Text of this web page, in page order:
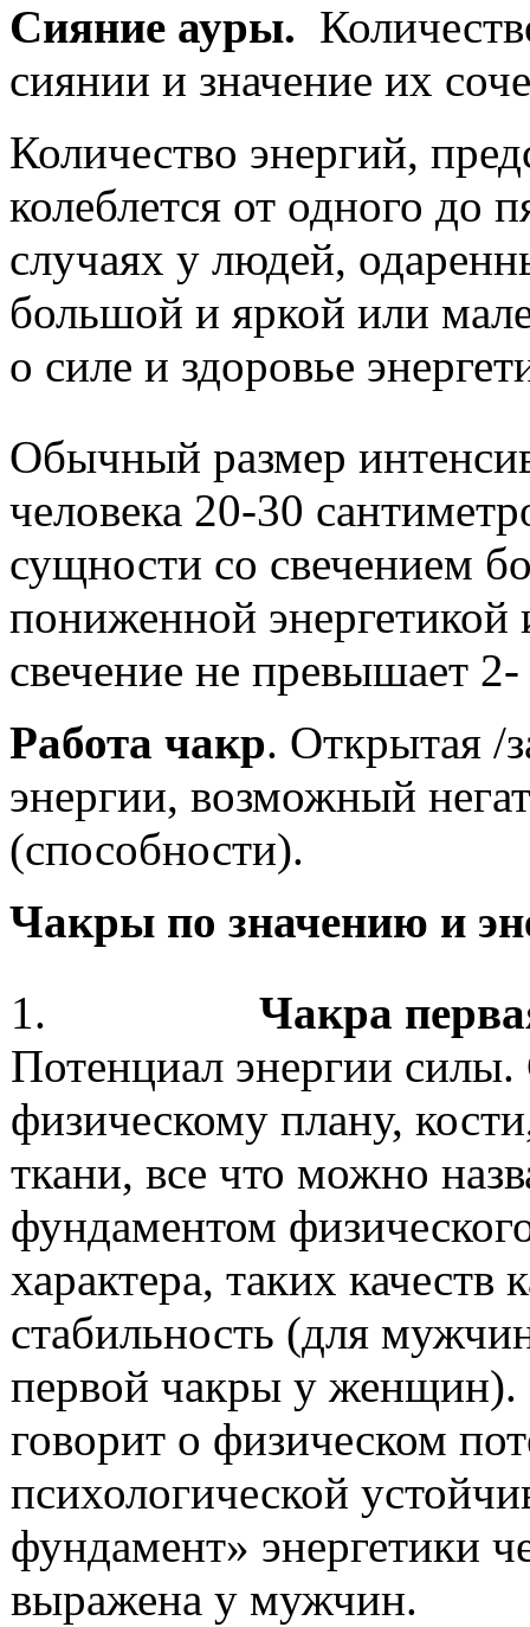
Сияние ауры.
сиянии и значение их
Количество энергий,
колеблется от одного до
случаях у людей,
большой и яркой или
о силе и здоровье
Обычный размер
человека 20-30
сущности со свечением
пониженной энергетикой
свечение не превышает
Работа чакр. Открытая /
энергии, возможный
(способности).
Чакры по значению и
1. Чакра
Потенциал энергии
физическому плану,
ткани, все что можно
фундаментом
характера, таких качеств
стабильность (для
первой чакры у женщин).
говорит о физическом
психологической
фундамент» энергетики
выражена у мужчин.